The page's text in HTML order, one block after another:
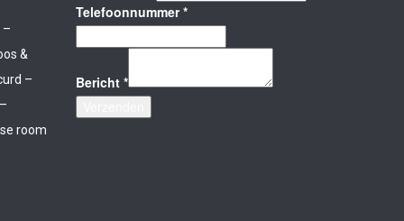
–
&
–
room
Telefoonnummer*
Bericht *